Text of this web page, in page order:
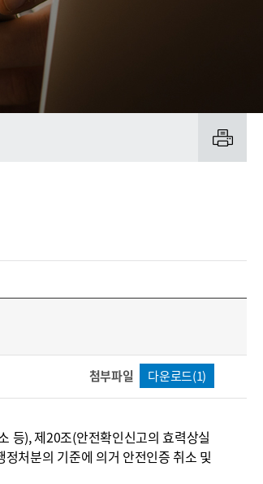
첨부파일 다운로드(1)
등), 제20조(안전확인신고의 효력상실
처분의 기준에 의거 안전인증 취소 및